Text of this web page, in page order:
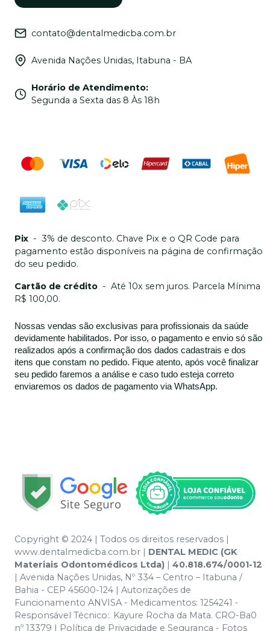
contato@dentalmedicba.com.br
Avenida Nações Unidas, Itabuna - BA
Horário de Atendimento:
Segunda a Sexta das 8 Às 18h
Pix - 3% de desconto. Chave Pix e o QR Code para
pagamento estão disponíveis na página de confirmação
do seu pedido.
Cartão de crédito - Até 10x sem juros. Parcela Mínima
R$ 100,00.
Nossas vendas são exclusivas para profissionais da saúde
devidamente habilitados. Por isso, o pagamento e envio só são
realizados após a confirmação dos dados cadastrais e dos
itens que constam no pedido. Fique atento, após você finalizar
seu pedido faremos a análise e caso tudo esteja correto
enviaremos os dados de pagamento via WhatsApp.
Copyright © 2024 | Todos os direitos reservados |
www.dentalmedicba.com.br | DENTAL MEDIC (GK
Materiais Odontomédicos Ltda) | 40.818.674/0001-12
| Avenida Nações Unidas, Nº 334 – Centro – Itabuna /
Bahia - CEP 45600-124 | Autorizações de
Funcionamento ANVISA - Medicamentos: 1254241 -
Responsável Técnico:. Kayure Rocha da Mata. CRO-Ba0
nº 13379 | Política de Privacidade e Segurança - Fotos